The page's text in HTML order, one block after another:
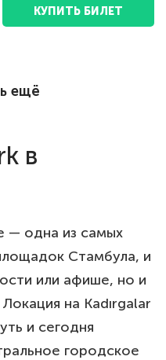
КУПИТЬ БИЛЕТ
ещё
в
— одна из самых
Стамбула, и
или афише, но и
на Kadırgalar
и сегодня
городское